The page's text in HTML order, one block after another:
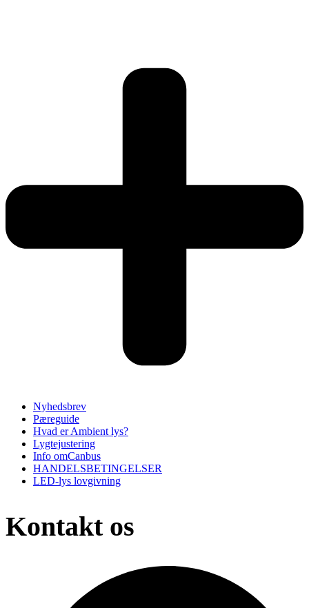
Nyhedsbrev
Pæreguide
Hvad er Ambient lys?
Lygtejustering
Info omCanbus
HANDELSBETINGELSER
LED-lys lovgivning
Kontakt os